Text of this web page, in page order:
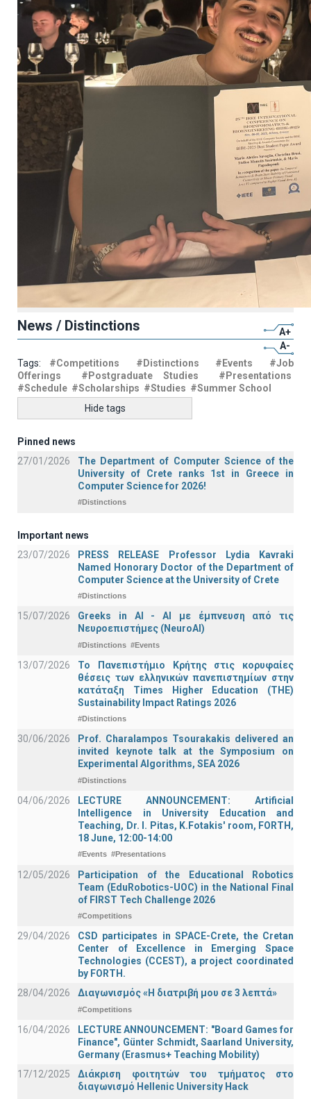
News / Distinctions
A+
A-
Tags: #Competitions #Distinctions #Events
#Job
Offerings
#Postgraduate Studies
#Presentations
#Schedule #Scholarships #Studies #Summer School
Hide tags
Pinned news
27/01/2026
The Department of Computer Science of the
University of Crete ranks 1st in Greece in
Computer Science for 2026!
#Distinctions
Important news
23/07/2026
PRESS RELEASE Professor Lydia Kavraki
Named Honorary Doctor of the Department of
Computer Science at the University of Crete
#Distinctions
15/07/2026
Greeks in AI - ΑΙ με έμπνευση από τις
Νευροεπιστήμες (NeuroAI)
#Distinctions #Events
13/07/2026
Το Πανεπιστήμιο Κρήτης στις κορυφαίες
θέσεις των ελληνικών πανεπιστημίων στην
κατάταξη Times Higher Education (ΤΗΕ)
Sustainability Impact Ratings 2026
#Distinctions
30/06/2026
Prof. Charalampos Tsourakakis delivered an
invited keynote talk at the Symposium on
Experimental Algorithms, SEA 2026
#Distinctions
04/06/2026
LECTURE ANNOUNCEMENT: Artificial
Intelligence in University Education and
Teaching, Dr. I. Pitas, K.Fotakis' room, FORTH,
18 June, 12:00-14:00
#Events #Presentations
12/05/2026
Participation of the Educational Robotics
Team (EduRobotics-UOC) in the National Final
of FIRST Tech Challenge 2026
#Competitions
29/04/2026
CSD participates in SPACE-Crete, the Cretan
Center of Excellence in Emerging Space
Technologies (CCEST), a project coordinated
by FORTH.
28/04/2026
Διαγωνισμός «Η διατριβή μου σε 3 λεπτά»
#Competitions
16/04/2026
LECTURE ANNOUNCEMENT: "Board Games for
Finance", Günter Schmidt, Saarland University,
Germany (Erasmus+ Teaching Mobility)
17/12/2025
Διάκριση φοιτητών του τμήματος στο
διαγωνισμό Hellenic University Hack